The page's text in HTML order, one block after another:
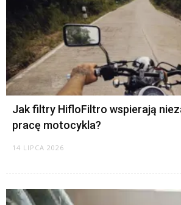
Jak filtry HifloFiltro wspierają
pracę motocykla?
14 LIPCA 2026